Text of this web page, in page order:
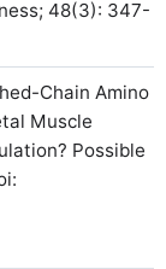
48(3): 347-
Chain Amino
Muscle
Possible